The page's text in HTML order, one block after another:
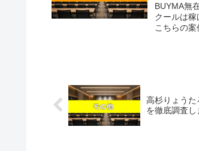
BUYMA無
クールは稼
こちらの
高杉りょうた
を徹底調査し